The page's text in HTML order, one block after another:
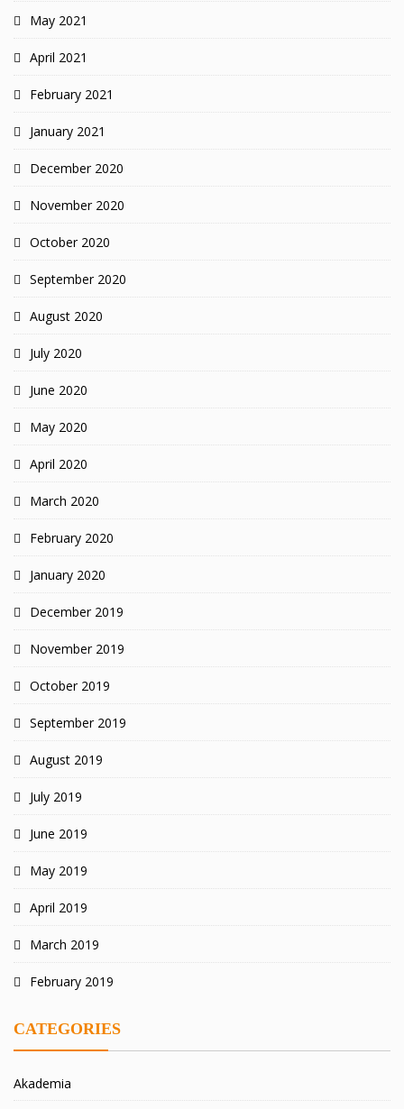
May 2021
April 2021
February 2021
January 2021
December 2020
November 2020
October 2020
September 2020
August 2020
July 2020
June 2020
May 2020
April 2020
March 2020
February 2020
January 2020
December 2019
November 2019
October 2019
September 2019
August 2019
July 2019
June 2019
May 2019
April 2019
March 2019
February 2019
CATEGORIES
Akademia